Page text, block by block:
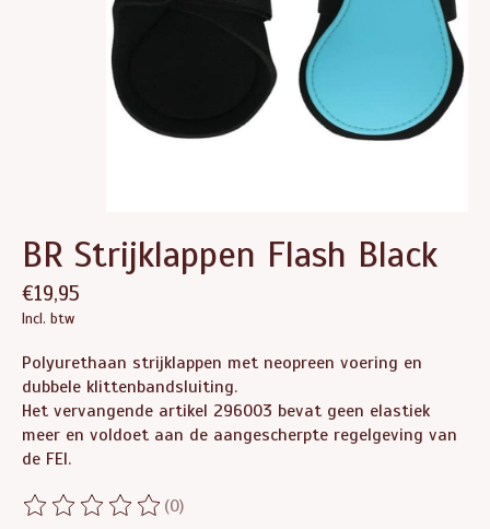
BR Strijklappen Flash Black
€19,95
Incl. btw
Polyurethaan strijklappen met neopreen voering en
dubbele klittenbandsluiting.
Het vervangende artikel 296003 bevat geen elastiek
meer en voldoet aan de aangescherpte regelgeving van
de FEI.
De beoordeling van dit product is
(0)